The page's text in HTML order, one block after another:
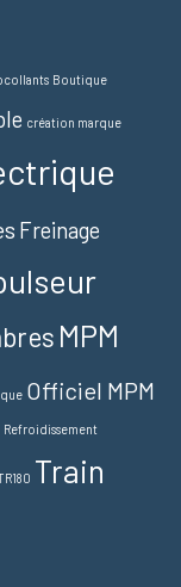
Boutique
création marque
Freinage
MPM
Officiel MPM
Refroidissement
Train